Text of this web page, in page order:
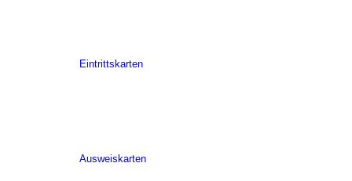
Eintrittskarten
Ausweiskarten